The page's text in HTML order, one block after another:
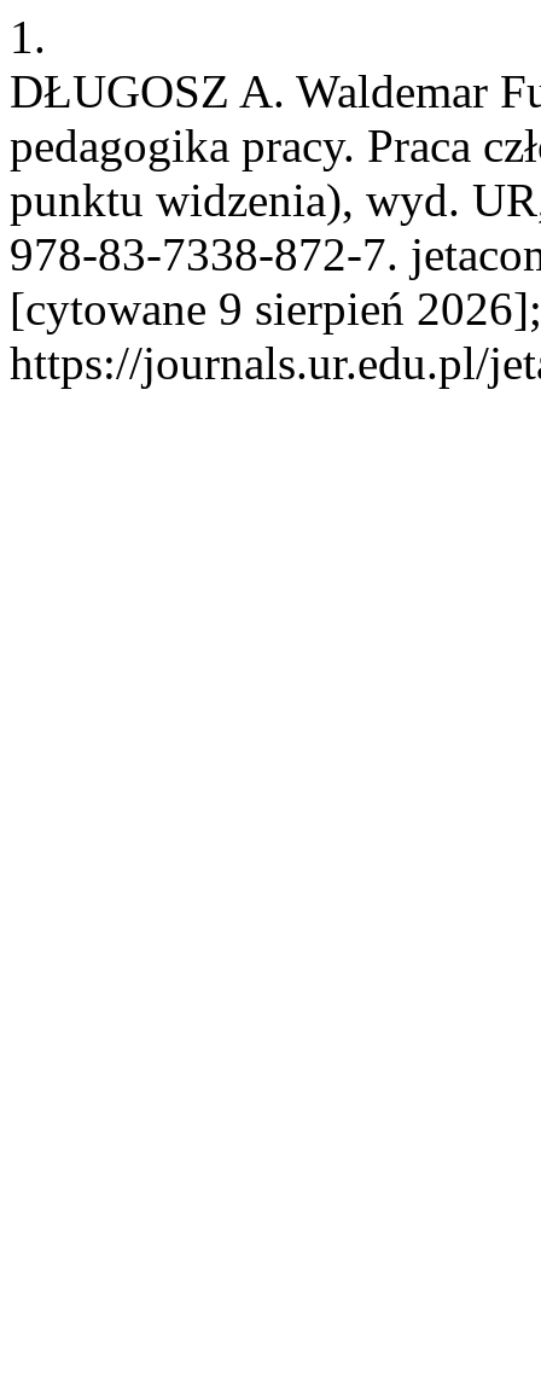
1.
DŁUGOSZ A. Waldemar
pedagogika pracy. Praca
punktu widzenia), wyd.
978-83-7338-872-7.
[cytowane 9 sierpień
https://journals.ur.edu.pl/